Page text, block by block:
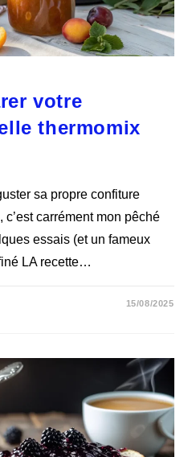
votre
thermomix
sa propre confiture
carrément mon pêché
essais (et un fameux
LA recette…
15/08/2025